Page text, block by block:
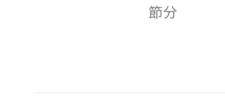
節分